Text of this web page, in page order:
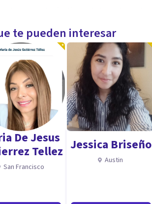
en psicología clínica, diplomada en otros
en duelo se caracteriza por la empatía, la
trastornos emocionales y el duelo
te pueden interesar
De Jesus
Tellez
San Francisco
Jessica Briseño
Austin